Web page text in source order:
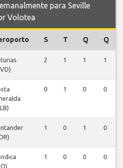
para Seville
Volotea
S T Q Q
2 1 1 1
0 1 0 0
1 0 1 0
1 0 0 0